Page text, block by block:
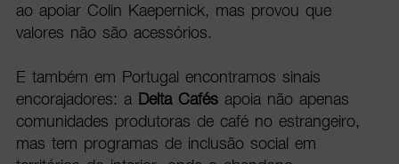
ao apoiar Colin Kaepernick, mas provou que
valores não são acessórios.
E também em Portugal encontramos sinais
encorajadores: a Delta Cafésapoia não apenas
comunidades produtoras de café no estrangeiro,
mas tem programas de inclusão social em